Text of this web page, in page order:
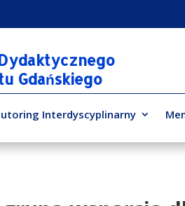
Gdańskiego
Interdyscyplinarny